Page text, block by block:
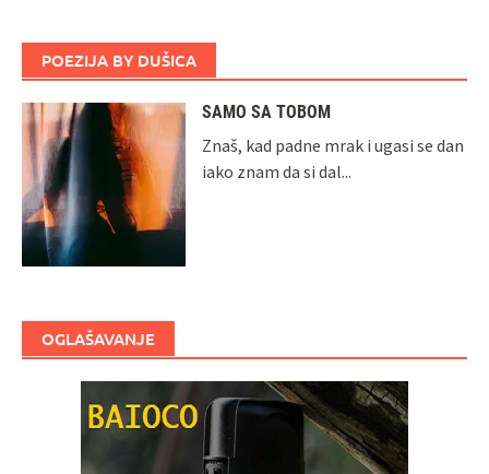
POEZIJA BY DUŠICA
SAMO SA TOBOM
Znaš, kad padne mrak i ugasi se dan
iako znam da si dal...
OGLAŠAVANJE